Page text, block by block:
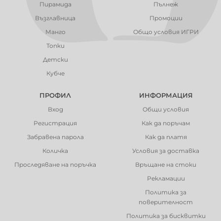
Пирамида
Възглавница
Манго
Топки
Детски
Кубче
Пълнеж
Промоции
Общо условия ИГРИ
ПРОФИЛ
Вход
Регистрация
Забравена парола
Количка
Проследяване на поръчка
ИНФОРМАЦИЯ
Общи условия
Как да поръчам
Как да платя
Условия за доставка
Връщане на стоки
Рекламации
Политика за
поверителност
Политика за бисквитки